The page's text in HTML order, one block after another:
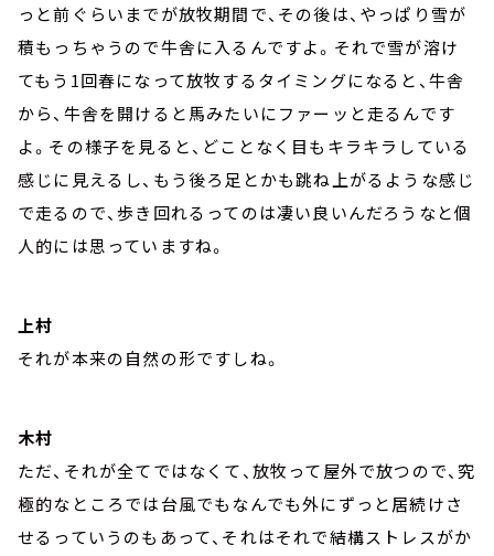
っと前ぐらいまでが放牧期間で、その後は、やっぱり雪が
積もっちゃうので牛舎に入るんですよ。それで雪が溶け
てもう1回春になって放牧するタイミングになると、牛舎
から、牛舎を開けると馬みたいにファーッと走るんです
よ。その様子を見ると、どことなく目もキラキラしている
感じに見えるし、もう後ろ足とかも跳ね上がるような感じ
で走るので、歩き回れるってのは凄い良いんだろうなと個
人的には思っていますね。
上村
それが本来の自然の形ですしね。
木村
ただ、それが全てではなくて、放牧って屋外で放つので、究
極的なところでは台風でもなんでも外にずっと居続けさ
せるっていうのもあって、それはそれで結構ストレスがか